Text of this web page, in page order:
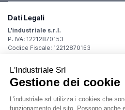
Dati Legali
L'industriale s.r.l.
P. IVA: 12212870153
Codice Fiscale: 12212870153
Sede Legale
Via Carlo Dolci, 32
20148 Milano (MI)
Italy